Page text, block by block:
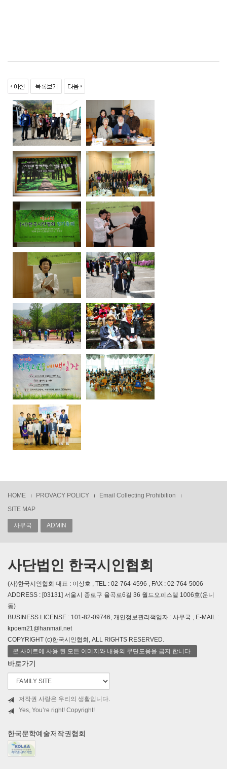
HOME PROVACY POLICY
Email Collecting Prohibition
SITE MAP
사무국 ADMIN
사단법인 한국시인협회
(사)한국시인협회 대표 : 이상호 , TEL : 02-764-4596 , FAX : 02-764-5006
ADDRESS : [03131] 서울시 종로구 율곡로6길 36 월드오피스텔 1006호(운니
동)
BUSINESS LICENSE : 101-82-09746, 개인정보관리책임자 : 사무국 , E-MAIL :
kpoem21@hanmail.net
COPYRIGHT (c)한국시인협회, ALL RIGHTS RESERVED.
본 사이트에 사용 된 모든 이미지와 내용의 무단도용을 금지 합니다.
바로가기
저작권 사랑은 우리의 생활입니다.
Yes, You’re right! Copyright!
한국문학예술저작권협회